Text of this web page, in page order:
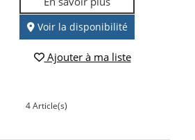
Voir la disponibilité
Ajouter à ma liste
4 Article(s)